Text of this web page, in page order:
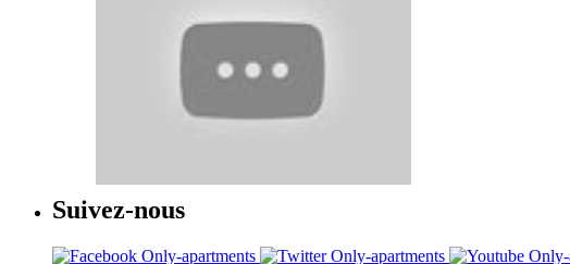
Suivez-nous